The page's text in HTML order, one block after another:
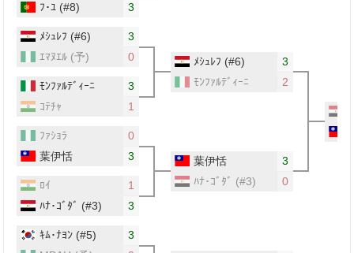
ﾌ･ﾕ(#8) 3
ﾒｼｭﾚﾌ (#6)
3
ｴﾏﾇｴﾙ(予) 0
ﾓﾝﾌｧﾙﾃﾞｨｰﾆ
3
ｺﾃﾁｬ
1
ﾌｧｼｮﾗ
0
葉伊恬
3
ﾛｲ
1
ﾊﾅ･ｺﾞﾀﾞ (#3) 3
ｷﾑ･ﾅﾖﾝ(#5)
3
ﾒｼｭﾚﾌ (#6)
3
ﾓﾝﾌｧﾙﾃﾞｨｰﾆ
2
葉伊恬
3
ﾊﾅ･ｺﾞﾀﾞ (#3) 0